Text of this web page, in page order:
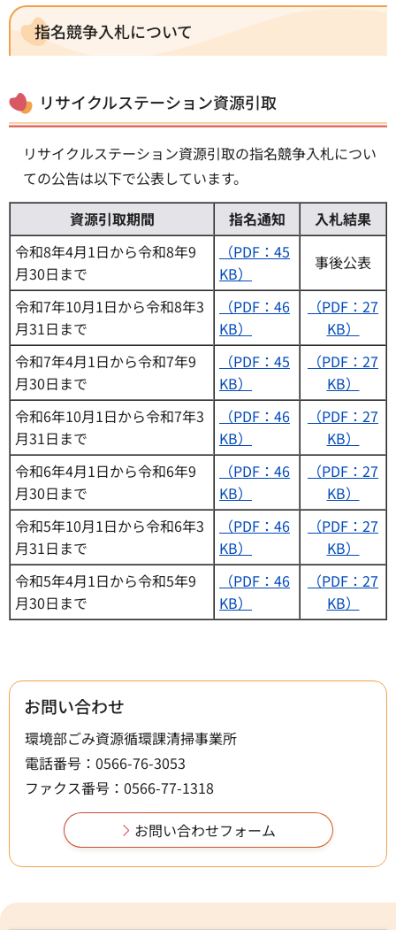
指名競争入札について
リサイクルステーション資源引取
リサイクルステーション資源引取の指名競争入札につい
ての公告は以下で公表しています。
資源引取期間
指名通知
入札結果
令和8年4月1日から令和8年9
月30日まで
（PDF：45
KB）
事後公表
令和7年10月1日から令和8年3
月31日まで
（PDF：46
KB）
（PDF：27
KB）
令和7年4月1日から令和7年9
月30日まで
（PDF：45
KB）
（PDF：27
KB）
令和6年10月1日から令和7年3
月31日まで
（PDF：46
KB）
（PDF：27
KB）
令和6年4月1日から令和6年9
月30日まで
（PDF：46
KB）
（PDF：27
KB）
令和5年10月1日から令和6年3
月31日まで
（PDF：46
KB）
（PDF：27
KB）
令和5年4月1日から令和5年9
月30日まで
（PDF：46
KB）
（PDF：27
KB）
お問い合わせ
環境部ごみ資源循環課清掃事業所
電話番号：0566-76-3053
ファクス番号：0566-77-1318